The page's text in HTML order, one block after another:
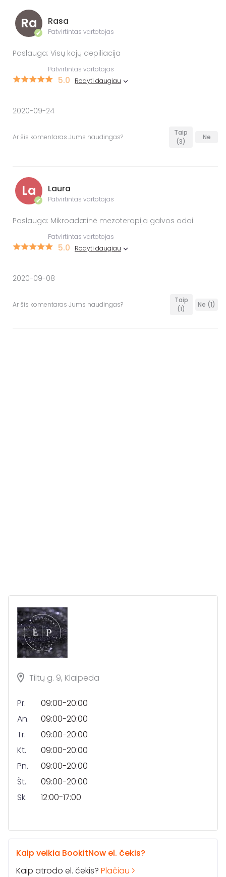
Ra
✔
Rasa
Patvirtintas vartotojas
Paslauga: Visų kojų depiliacija
Patvirtintas vartotojas
5.0 Rodyti daugiau
2020-09-24
Ar šis komentaras Jums naudingas?
Taip
(3)
Ne
La
✔
Laura
Patvirtintas vartotojas
Paslauga: Mikroadatinė mezoterapija galvos odai
Patvirtintas vartotojas
5.0 Rodyti daugiau
2020-09-08
Ar šis komentaras Jums naudingas?
Taip
(1)
Ne (1)
Tiltų g. 9, Klaipėda
Pr.
09:00-20:00
An.
09:00-20:00
Tr.
09:00-20:00
Kt.
09:00-20:00
Pn.
09:00-20:00
Št.
09:00-20:00
Sk.
12:00-17:00
Kaip veikia BookitNow el. čekis?
Kaip atrodo el. čekis? Plačiau